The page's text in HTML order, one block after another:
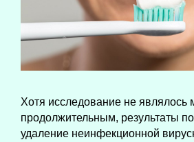
Хотя исследование не
продолжительным, результаты
удаление неинфекционной